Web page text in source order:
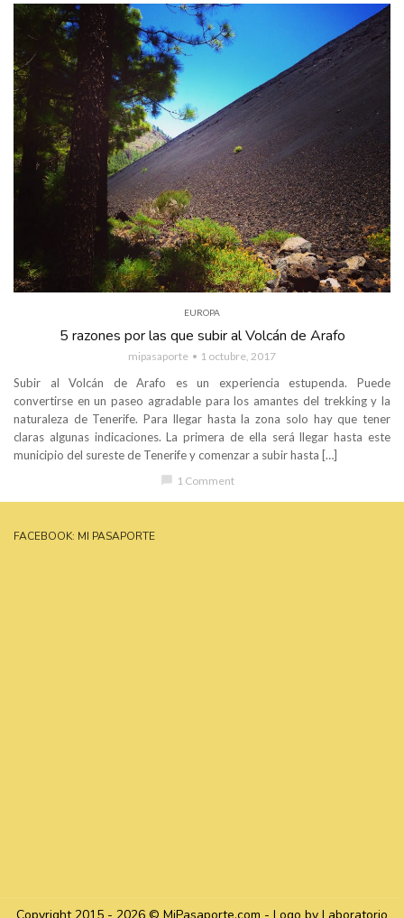
EUROPA
5 razones por las que subir al Volcán de Arafo
mipasaporte 1 octubre, 2017
Subir al Volcán de Arafo es un experiencia estupenda. Puede
convertirse en un paseo agradable para los amantes del trekking y la
naturaleza de Tenerife. Para llegar hasta la zona solo hay que tener
claras algunas indicaciones. La primera de ella será llegar hasta este
municipio del sureste de Tenerife y comenzar a subir hasta […]
1 Comment
FACEBOOK: MI PASAPORTE